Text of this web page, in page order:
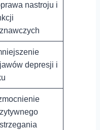
nastroju i
depresji i